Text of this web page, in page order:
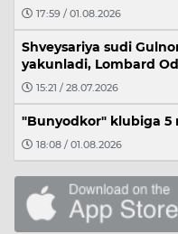
17:59 / 01.08.2026
Shveysariya sudi
yakunladi, Lombard
15:21 / 28.07.2026
"Bunyodkor" klubiga 5
18:08 / 01.08.2026